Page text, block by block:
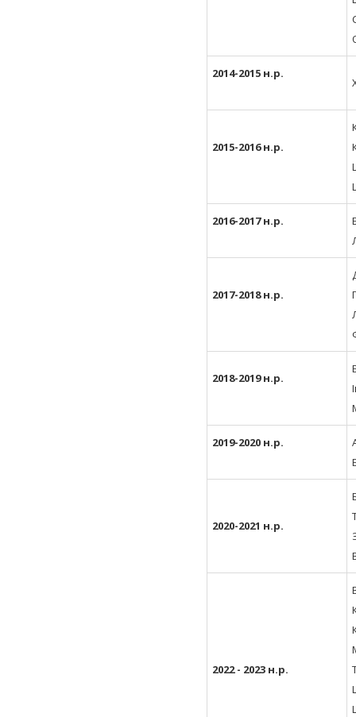
2014-2015 н.р.
2015-2016 н.р.
2016-2017 н.р.
2017-2018 н.р.
2018-2019 н.р.
2019-2020 н.р.
2020-2021 н.р.
2022 - 2023 н.р.